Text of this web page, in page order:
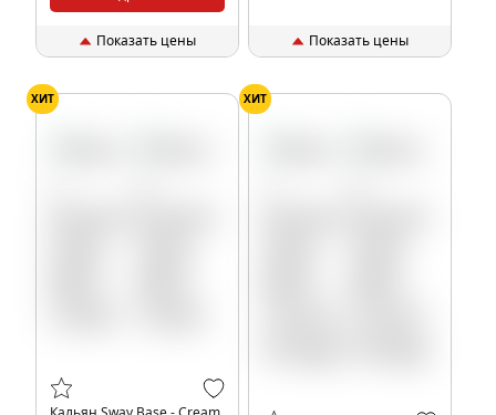
Показать цены Показать цены
ХИТ ХИТ